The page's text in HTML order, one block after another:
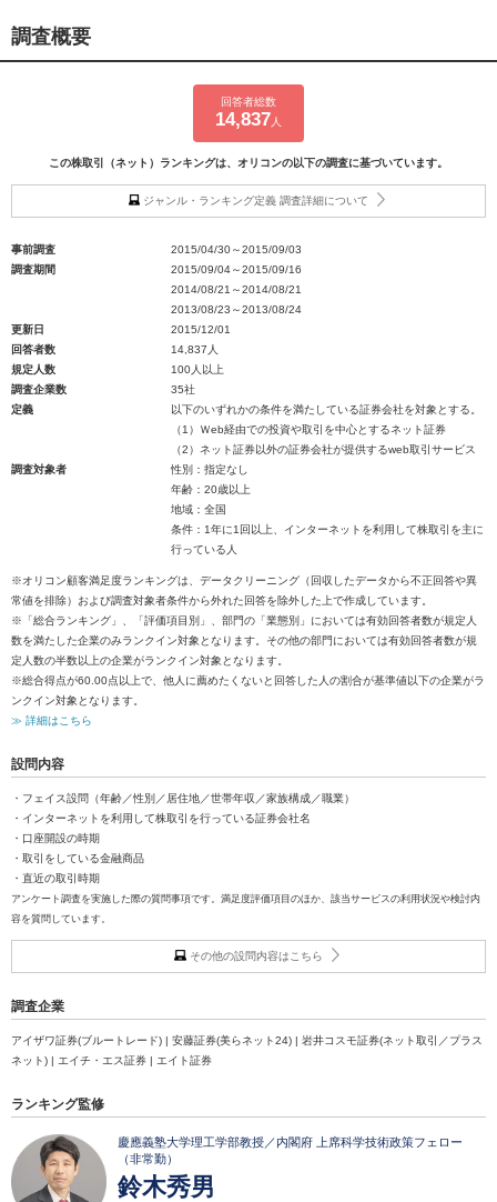
調査概要
回答者総数
14,837 人
この株取引（ネット）ランキングは、オリコンの以下の調査に基づいています。
ジャンル・ランキング定義 調査詳細について
事前調査
2015/04/30～2015/09/03
調査期間
2015/09/04～2015/09/16
2014/08/21～2014/08/21
2013/08/23～2013/08/24
更新日
2015/12/01
回答者数
14,837人
規定人数
100人以上
調査企業数
35社
定義
以下のいずれかの条件を満たしている証券会社を対象とする。
（1）Ｗeb経由での投資や取引を中心とするネット証券
（2）ネット証券以外の証券会社が提供するweb取引サービス
調査対象者
性別：指定なし
年齢：20歳以上
地域：全国
条件：1年に1回以上、インターネットを利用して株取引を主に
行っている人
※オリコン顧客満足度ランキングは、データクリーニング（回収したデータから不正回答や異
常値を排除）および調査対象者条件から外れた回答を除外した上で作成しています。
※「総合ランキング」、「評価項目別」、部門の「業態別」においては有効回答者数が規定人
数を満たした企業のみランクイン対象となります。その他の部門においては有効回答者数が規
定人数の半数以上の企業がランクイン対象となります。
※総合得点が60.00点以上で、他人に薦めたくないと回答した人の割合が基準値以下の企業がラ
ンクイン対象となります。
≫ 詳細はこちら
設問内容
・フェイス設問（年齢／性別／居住地／世帯年収／家族構成／職業）
・インターネットを利用して株取引を行っている証券会社名
・口座開設の時期
・取引をしている金融商品
・直近の取引時期
アンケート調査を実施した際の質問事項です。満足度評価項目のほか、該当サービスの利用状況や検討内
容を質問しています。
その他の設問内容はこちら
調査企業
アイザワ証券(ブルートレード) | 安藤証券(美らネット24) | 岩井コスモ証券(ネット取引／プラス
ネット) | エイチ・エス証券 | エイト証券
ランキング監修
慶應義塾大学理工学部教授／内閣府 上席科学技術政策フェロー
（非常勤）
鈴木秀男